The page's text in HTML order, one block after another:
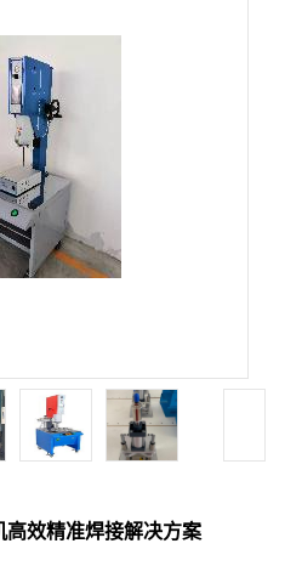
高效精准焊接解决方案